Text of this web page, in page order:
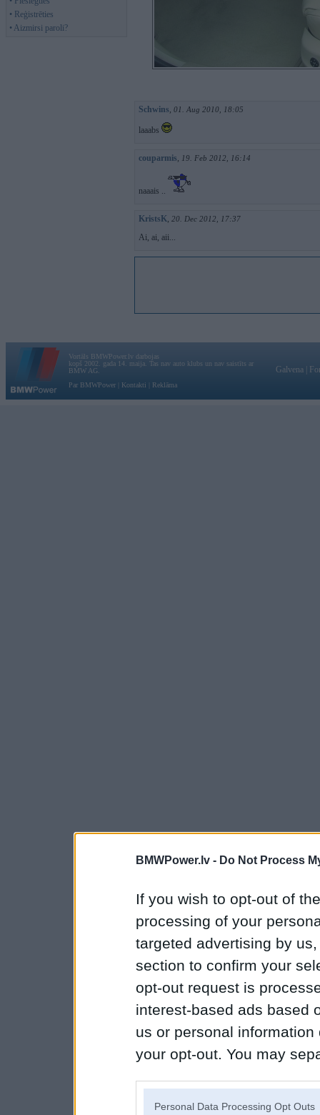
BMWPower.lv - Do Not Process
If you wish to opt-out of
processing of your
targeted advertising by
section to confirm your
opt-out request is
interest-based ads based
us or personal
your opt-out. You may
Personal Data Processing Opt Outs
• Reģistrēties
• Aizmirsi paroli?
Schwins, 01. Aug 2010, 18:05
laaabs
couparmis, 19. Feb 2012, 16:14
naaais ..
KristsK, 20. Dec 2012, 17:37
Ai, ai, aii...
Vortāls BMWPower.lv darbojas
kopš 2002. gada 14. maija. Tas nav auto klubs un nav saistīts ar
BMW AG.
Par BMWPower
Kontakti Reklāma
Galvena